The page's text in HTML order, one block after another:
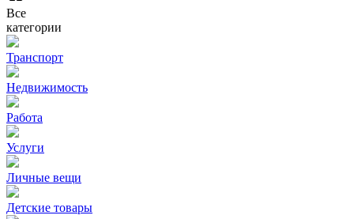
Все
категории
Транспорт
Недвижимость
Работа
Услуги
Личные вещи
Детские товары